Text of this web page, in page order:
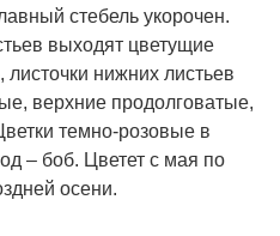
стебель укорочен.
выходят цветущие
листочки нижних листьев
верхние продолговатые,
темно-розовые в
– боб. Цветет с мая по
осени.